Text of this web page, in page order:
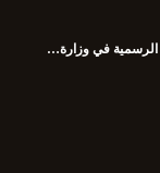
الرسمية في وزارة…